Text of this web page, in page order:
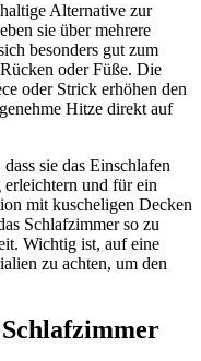
Alternative zur
sie über mehrere
besonders gut zum
oder Füße. Die
oder Strick erhöhen den
Hitze direkt auf
sie das Einschlafen
und für ein
mit kuscheligen Decken
Schlafzimmer so zu
Wichtig ist, auf eine
zu achten, um den